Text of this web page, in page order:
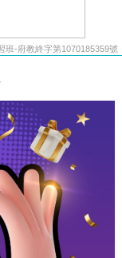
班-府教終字第1070185359號